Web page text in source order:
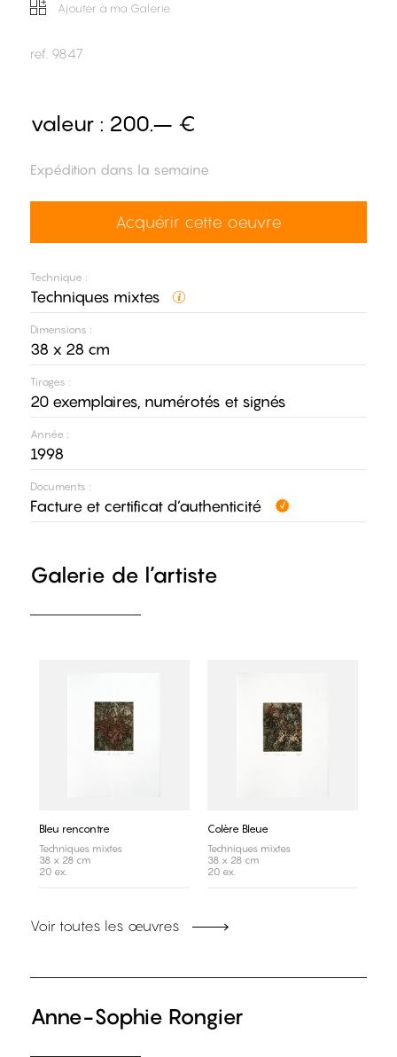
Ajouter à ma Galerie
ref. 9847
Technique :
Techniques mixtes
Dimensions :
38 x 28 cm
Tirages :
20 exemplaires, numérotés et signés
Année :
1998
Documents :
Facture et certificat d’authenticité
valeur : 200.– €
Expédition dans la semaine
Acquérir cette oeuvre
Galerie de l’artiste
Bleu rencontre
Techniques mixtes
38 x 28 cm
20 ex.
Colère Bleue
Techniques mixtes
38 x 28 cm
20 ex.
Voir toutes les œuvres
Anne-Sophie Rongier